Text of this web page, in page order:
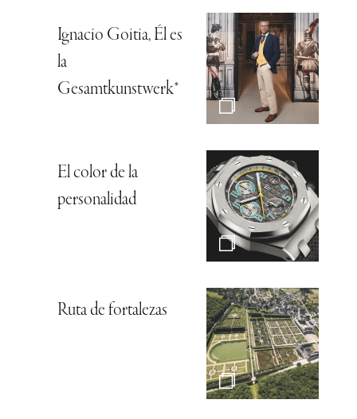
Ignacio Goitia, Él es
la
Gesamtkunstwerk*
El color de la
personalidad
Ruta de fortalezas